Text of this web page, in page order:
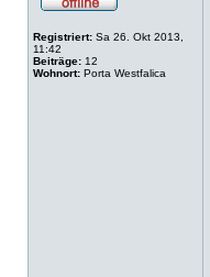
Registriert: Sa 26. Okt 2013,
11:42
Beiträge: 12
Wohnort: Porta Westfalica